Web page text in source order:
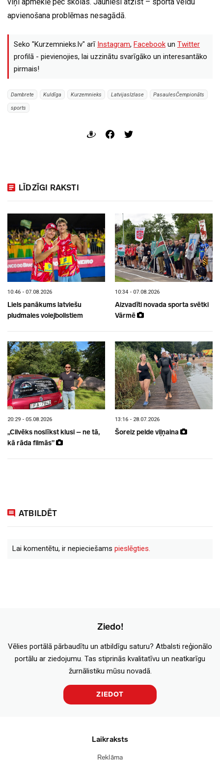
viņi apmeklē pēc skolas. Jaunieši atzīst – sporta veidu
apvienošana problēmas nesagādā.
Seko "Kurzemnieks.lv" arī Instagram, Facebook un Twitter
profilā - pievienojies, lai uzzinātu svarīgāko un interesantāko
pirmais!
Dambrete Kuldīga Kurzemnieks LatvijasIzlase PasaulesČempionāts
sports
LĪDZĪGI RAKSTI
10:46 - 07.08.2026
Liels panākums latviešu
pludmales volejbolistiem
10:34 - 07.08.2026
Aizvadīti novada sporta svētki
Vārmē
20:29 - 05.08.2026
„Cilvēks noslīkst klusi – ne tā,
kā rāda filmās”
13:16 - 28.07.2026
Šoreiz pelde viļņaina
ATBILDĒT
Lai komentētu, ir nepieciešams pieslēgties.
Ziedo!
Vēlies portālā pārbaudītu un atbildīgu saturu? Atbalsti reģionālo
portālu ar ziedojumu. Tas stiprinās kvalitatīvu un neatkarīgu
žurnālistiku mūsu novadā.
ZIEDOT
Laikraksts
Reklāma